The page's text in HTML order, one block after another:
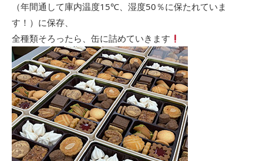
（年間通して庫内温度15℃、湿度50％に保たれていま
す！）に保存、
全種類そろったら、缶に詰めていきます